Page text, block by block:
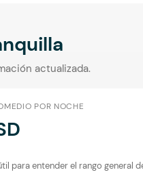
actualizada.
POR NOCHE
para entender el rango general